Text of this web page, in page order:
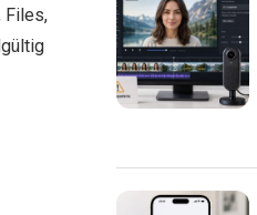
Files,